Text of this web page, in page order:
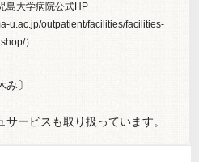
島大学病院公式HP
u.ac.jp/outpatient/facilities/facilities-
shop/）
〕
ービスも取り扱っています。